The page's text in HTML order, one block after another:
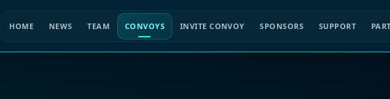
HOME NEWS TEAM CONVOYS INVITE CONVOY SPONSORS SUPPORT